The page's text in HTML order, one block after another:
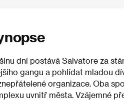
dní postává Salvatore za
gangu a pohlídat mladou
organizace. Oba
uvnitř města. Vzájemné